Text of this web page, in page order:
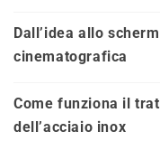
Dall’idea allo
cinematografica
Come funziona il
dell’acciaio inox